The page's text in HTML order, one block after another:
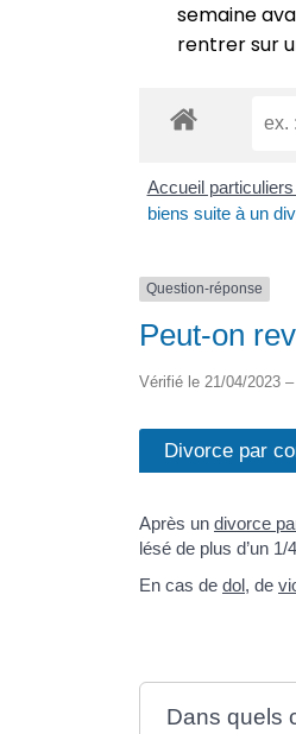
semaine
rentrer sur
Accueil particuliers
biens suite à un
Question-réponse
Peut-on
Vérifié le 21/04/2023
Divorce par
Après un divorce
lésé de plus d’un
En cas de dol, de
Dans quels